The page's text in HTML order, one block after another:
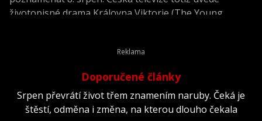
životopisné drama Královna Viktorie (The Young
Doporučené články
Srpen převrátí život třem znamením naruby. Čeká je
štěstí, odměna i změna, na kterou dlouho čekala